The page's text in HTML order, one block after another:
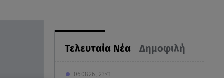
Τελευταία Νέα Δημοφιλή
06.08.26 , 23:41